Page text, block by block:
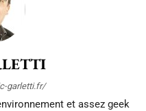
garletti.fr/
et assez geek